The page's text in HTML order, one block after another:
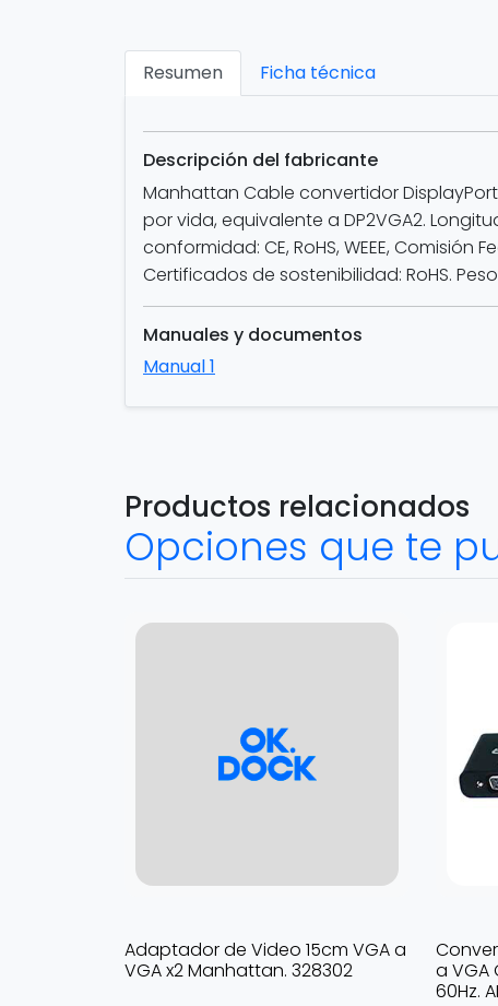
Resumen Ficha técnica
Descripción del fabricante
Manhattan Cable convertidor
por vida, equivalente a DP2VGA2.
conformidad: CE, RoHS, WEEE, Comisión
Certificados de sostenibilidad: RoHS.
Manuales y documentos
Manual 1
Productos relacionados
Opciones que te
Adaptador de Video 15cm VGA a
VGA x2 Manhattan. 328302
a VGA
60Hz.